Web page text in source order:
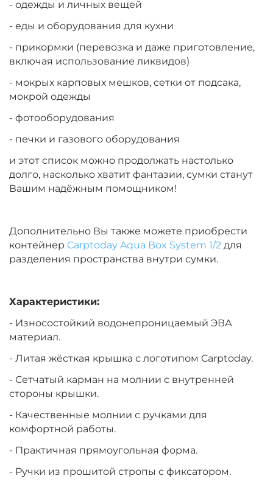
- одежды и личных вещей
- еды и оборудования для кухни
- прикормки (перевозка и даже приготовление,
включая использование ликвидов)
- мокрых карповых мешков, сетки от подсака,
мокрой одежды
- фотооборудования
- печки и газового оборудования
и этот список можно продолжать настолько
долго, насколько хватит фантазии, сумки станут
Вашим надёжным помощником!
Дополнительно Вы также можете приобрести
контейнер Carptoday Aqua Box System 1/2 для
разделения пространства внутри сумки.
Характеристики:
- Износостойкий водонепроницаемый ЭВА
материал.
- Литая жёсткая крышка с логотипом Carptoday.
- Сетчатый карман на молнии с внутренней
стороны крышки.
- Качественные молнии с ручками для
комфортной работы.
- Практичная прямоугольная форма.
- Ручки из прошитой стропы с фиксатором.